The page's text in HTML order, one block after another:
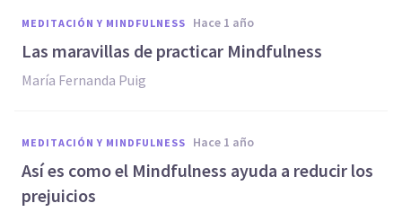
MEDITACIÓN Y MINDFULNESS hace 1 año
Las maravillas de practicar Mindfulness
María Fernanda Puig
MEDITACIÓN Y MINDFULNESS hace 1 año
Así es como el Mindfulness ayuda a reducir los
prejuicios